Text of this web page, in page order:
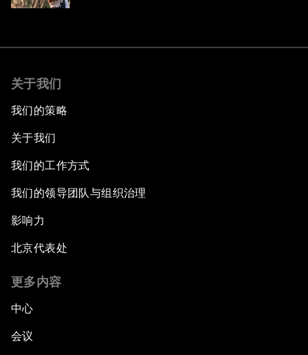
关于我们
我们的策略
关于我们
我们的工作方式
我们的领导团队与组织治理
影响力
北京代表处
更多内容
中心
会议